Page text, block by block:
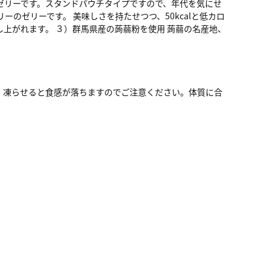
ーです。スタンドパウチタイプですので、年代を気にせ
のゼリーです。 美味しさを持たせつつ、50kcalと低カロ
がれます。 ３）群馬県産の蒟蒻粉を使用 蒟蒻の名産地、
らせると食感が落ちますのでご注意ください。体質に合